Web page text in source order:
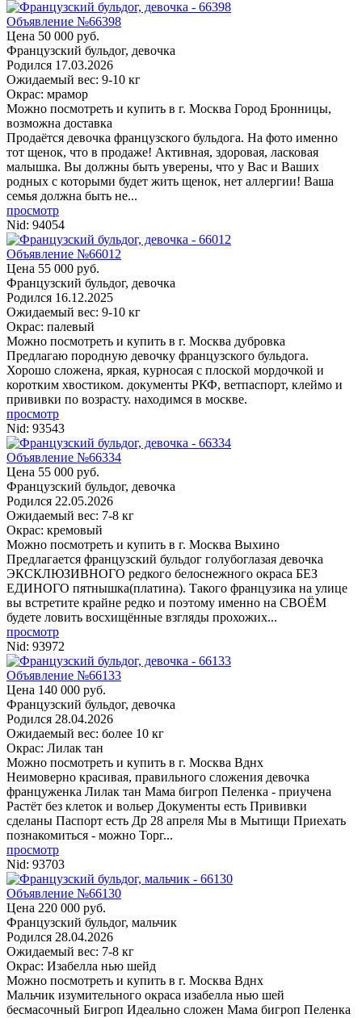
Объявление №66398
Цена 50 000 руб.
Французский бульдог, девочка
Родился 17.03.2026
Ожидаемый вес: 9-10 кг
Окрас: мрамор
Можно посмотреть и купить в г. Москва Город Бронницы,
возможна доставка
Продаётся девочка французского бульдога. На фото именно
тот щенок, что в продаже! Активная, здоровая, ласковая
малышка. Вы должны быть уверены, что у Вас и Ваших
родных с которыми будет жить щенок, нет аллергии! Ваша
семья должна быть не...
просмотр
Nid: 94054
Объявление №66012
Цена 55 000 руб.
Французский бульдог, девочка
Родился 16.12.2025
Ожидаемый вес: 9-10 кг
Окрас: палевый
Можно посмотреть и купить в г. Москва дубровка
Предлагаю породную девочку французского бульдога.
Хорошо сложена, яркая, курносая с плоской мордочкой и
коротким хвостиком. документы РКФ, ветпаспорт, клеймо и
прививки по возрасту. находимся в москве.
просмотр
Nid: 93543
Объявление №66334
Цена 55 000 руб.
Французский бульдог, девочка
Родился 22.05.2026
Ожидаемый вес: 7-8 кг
Окрас: кремовый
Можно посмотреть и купить в г. Москва Выхино
Прeдлaгаeтся французский бульдог голубоглазая девочка
ЭКСКЛЮЗИВНОГО редкого белоснежного окраса БЕЗ
ЕДИНОГО пятнышка(платина). Такого французика на улице
вы встретите крайне редко и поэтому именно на СВОЁМ
будете ловить восхищённые взгляды прохожих...
просмотр
Nid: 93972
Объявление №66133
Цена 140 000 руб.
Французский бульдог, девочка
Родился 28.04.2026
Ожидаемый вес: более 10 кг
Окрас: Лилак тан
Можно посмотреть и купить в г. Москва Вднх
Неимоверно красивая, правильного сложения девочка
француженка Лилак тан Мама бигроп Пеленка - приучена
Растёт без клеток и вольер Документы есть Прививки
сделаны Паспорт есть Др 28 апреля Мы в Мытищи Приехать
познакомиться - можно Торг...
просмотр
Nid: 93703
Объявление №66130
Цена 220 000 руб.
Французский бульдог, мальчик
Родился 28.04.2026
Ожидаемый вес: 7-8 кг
Окрас: Изабелла нью шейд
Можно посмотреть и купить в г. Москва Вднх
Мальчик изумительного окраса изабелла нью шей
бесмасочный Бигроп Идеально сложен Мама бигроп Пеленка